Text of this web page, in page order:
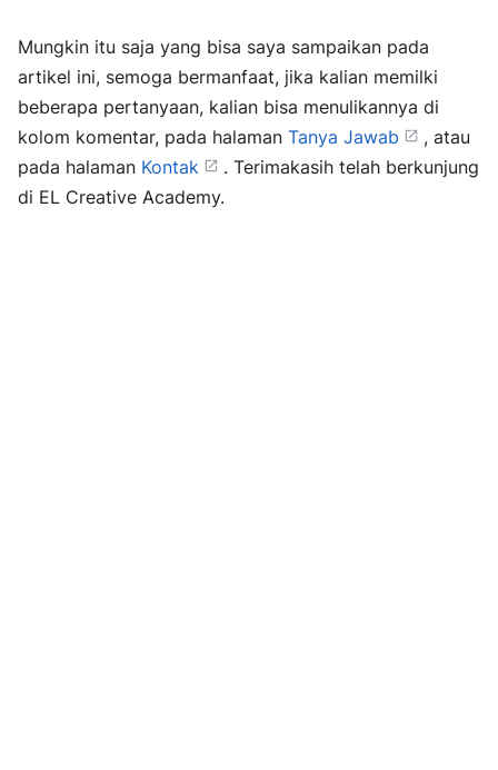
Mungkin itu saja yang bisa saya sampaikan pada
artikel ini, semoga bermanfaat, jika kalian memilki
beberapa pertanyaan, kalian bisa menulikannya di
kolom komentar, pada halaman Tanya Jawab
, atau
pada halaman Kontak
. Terimakasih telah berkunjung
di EL Creative Academy.